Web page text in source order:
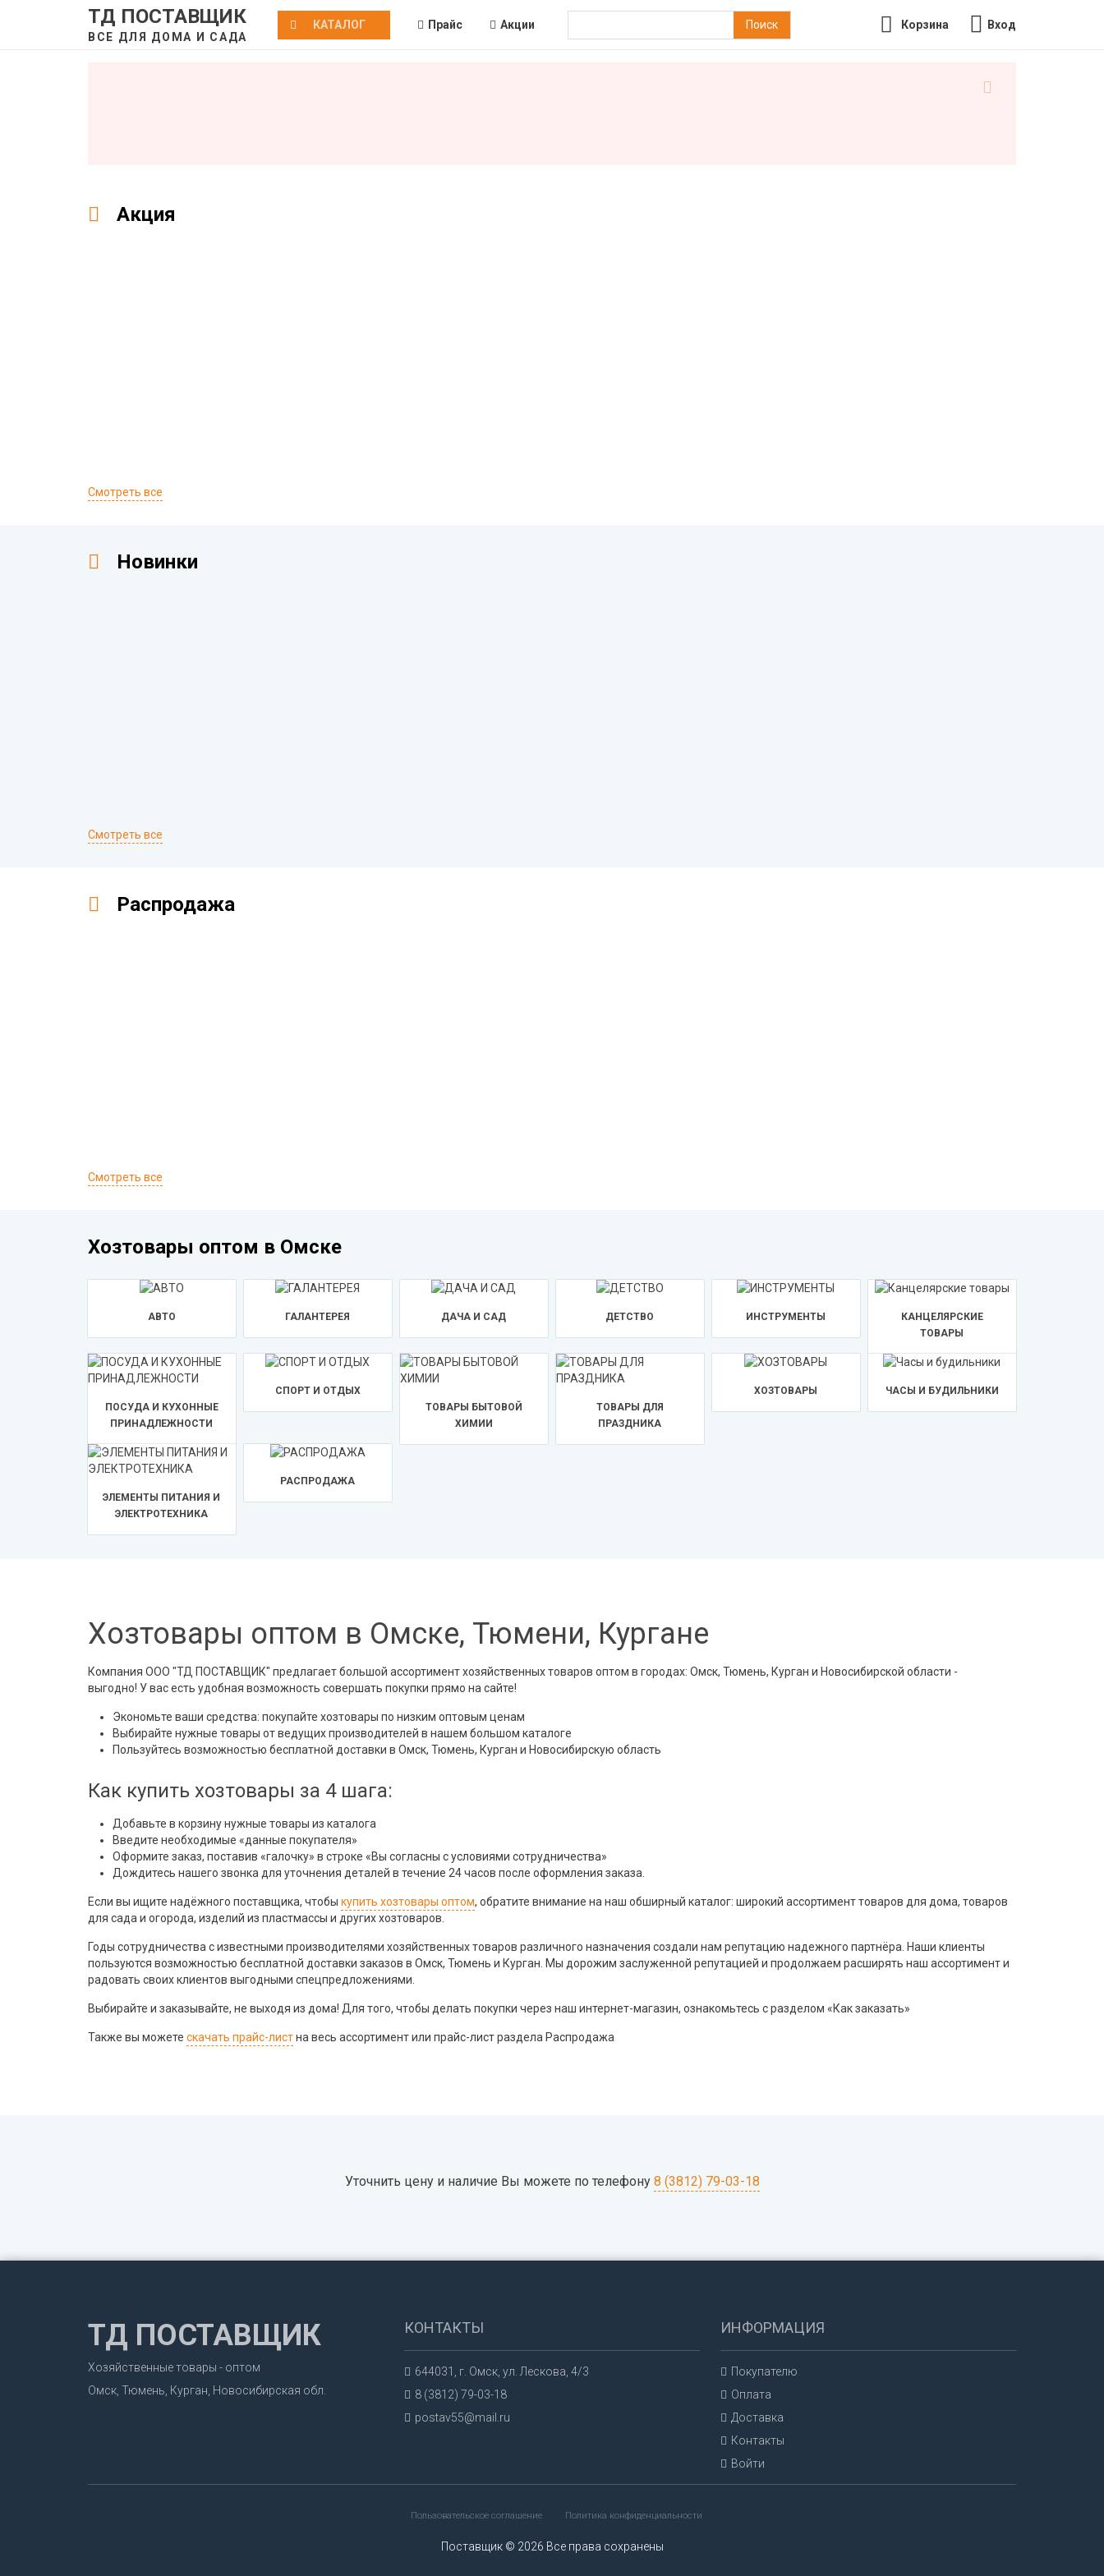
ТД ПОСТАВЩИК
ВСЕ ДЛЯ ДОМА И САДА
КАТАЛОГ Прайс Акции Корзина Вход
Акция
Смотреть все
Новинки
Смотреть все
Распродажа
Смотреть все
Хозтовары оптом в Омске
АВТО ГАЛАНТЕРЕЯ ДАЧА И САД ДЕТСТВО ИНСТРУМЕНТЫ
КАНЦЕЛЯРСКИЕ
ТОВАРЫ
ПОСУДА И КУХОННЫЕ
ПРИНАДЛЕЖНОСТИ
СПОРТ И ОТДЫХ
ТОВАРЫ БЫТОВОЙ
ХИМИИ
ТОВАРЫ ДЛЯ
ПРАЗДНИКА
ХОЗТОВАРЫ ЧАСЫ И БУДИЛЬНИКИ
ЭЛЕМЕНТЫ ПИТАНИЯ И
ЭЛЕКТРОТЕХНИКА
РАСПРОДАЖА
Хозтовары оптом в Омске, Тюмени, Кургане
Компания ООО "ТД ПОСТАВЩИК" предлагает большой ассортимент хозяйственных товаров оптом в городах: Омск, Тюмень, Курган и Новосибирской области -
выгодно! У вас есть удобная возможность совершать покупки прямо на сайте!
Экономьте ваши средства: покупайте хозтовары по низким оптовым ценам
Выбирайте нужные товары от ведущих производителей в нашем большом каталоге
Пользуйтесь возможностью бесплатной доставки в Омск, Тюмень, Курган и Новосибирскую область
Как купить хозтовары за 4 шага:
Добавьте в корзину нужные товары из каталога
Введите необходимые «данные покупателя»
Оформите заказ, поставив «галочку» в строке «Вы согласны с условиями сотрудничества»
Дождитесь нашего звонка для уточнения деталей в течение 24 часов после оформления заказа.
Если вы ищите надёжного поставщика, чтобы купить хозтовары оптом, обратите внимание на наш обширный каталог: широкий ассортимент товаров для дома, товаров
для сада и огорода, изделий из пластмассы и других хозтоваров.
Годы сотрудничества с известными производителями хозяйственных товаров различного назначения создали нам репутацию надежного партнёра. Наши клиенты
пользуются возможностью бесплатной доставки заказов в Омск, Тюмень и Курган. Мы дорожим заслуженной репутацией и продолжаем расширять наш ассортимент и
радовать своих клиентов выгодными спецпредложениями.
Выбирайте и заказывайте, не выходя из дома! Для того, чтобы делать покупки через наш интернет-магазин, ознакомьтесь с разделом «Как заказать»
Также вы можете скачать прайс-листна весь ассортимент или прайс-лист раздела Распродажа
Уточнить цену и наличие Вы можете по телефону 8 (3812) 79-03-18
ТД ПОСТАВЩИК
Хозяйственные товары - оптом
Омск, Тюмень, Курган, Новосибирская обл.
КОНТАКТЫ
644031, г. Омск, ул. Лескова, 4/3
8 (3812) 79-03-18
postav55@mail.ru
ИНФОРМАЦИЯ
Покупателю
Оплата
Доставка
Контакты
Войти
Пользовательское соглашение Политика конфиденциальности
Поставщик © 2026 Все права сохранены